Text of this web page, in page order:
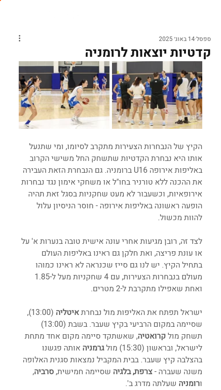
קדטיות יוצאות לרומניה
ספסל14 באוג׳ 2025
הקיץ של הנבחרות הצעירות מתקרב לסיומו, ומי שתנעל
אותו היא נבחרת הקדטיות שתשחק החל משישי הקרוב
באליפות אירופה U16 ברומניה. גם הנבחרת הזאת העבירה
את ההכנה ללא טורניר בחו"ל או משחקי אימון נגד נבחרות
אירופאיות, וכשעבור לא מעט שחקניות בסגל זאת תהיה
הופעה ראשונה באליפות אירופה - חוסר הניסיון עלול
להוות מכשול.
לצד זה, רובן מגיעות אחרי עונה אישית טובה בנערות א' על
או עונת פריצה, ואת חלקן גם ראינו באליפות העולם
בתחיל הקיץ. יש לנו גם סייז שכנראה לא ראינו כמוהו
ואחת שאפילו מתקרבת ל-2 מטרים.
ישראל תפתח את האליפות מול נבחרת איטליה
(13:00),
שסיימה במקום הרביעי בקיץ שעבר. בשבת (13:00)
תשחק מול קרואטיה, שאשתקד סיימה מקום אחד מתחת
לישראל, ובראשון (15:30) מול
גרמניה אותה פגשנו
בהצלבה קיץ שעבר. בבית המקביל נמצאות סגנית האלופה
משנה שעברה - צרפת, בלגיה שסיימה חמישית, סרביה,
ורומניה שעלתה מדרג ב'.